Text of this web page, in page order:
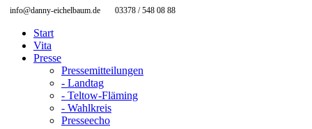
info@danny-eichelbaum.de 03378 / 548 08 88
Start
Vita
Presse
Pressemitteilungen
- Landtag
- Teltow-Fläming
- Wahlkreis
Presseecho